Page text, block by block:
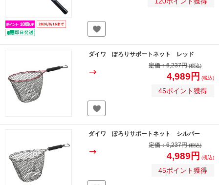
ダイワ ぽろりサポートネット レッド
定価：6,237円(税込)
4,989円 (税込)
45ポイント獲得
ダイワ ぽろりサポートネット シルバー
定価：6,237円(税込)
4,989円 (税込)
45ポイント獲得